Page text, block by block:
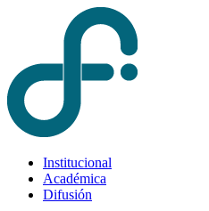
Institucional
Académica
Difusión